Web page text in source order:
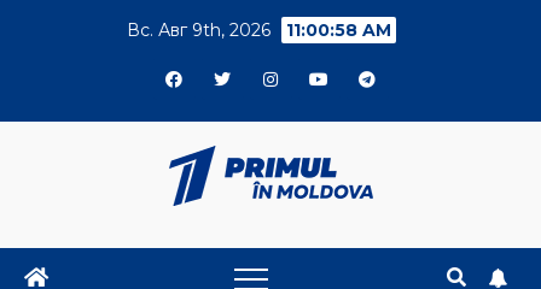
Вс. Авг 9th, 2026 11:00:59 AM